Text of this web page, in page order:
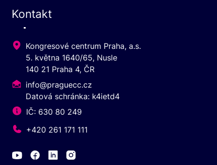
Kontakt
Kongresové centrum Praha, a.s.
5. května 1640/65, Nusle
140 21 Praha 4, ČR
info@praguecc.cz
Datová schránka: k4ietd4
IČ: 630 80 249
+420 261 171 111